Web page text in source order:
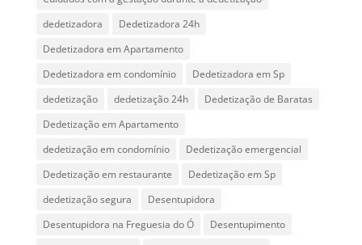
dedetizadora
Dedetizadora 24h
Dedetizadora em Apartamento
Dedetizadora em condomínio
Dedetizadora em Sp
dedetização
dedetização 24h
Dedetização de Baratas
Dedetização em Apartamento
dedetização em condomínio
Dedetização emergencial
Dedetização em restaurante
Dedetização em Sp
dedetização segura
Desentupidora
Desentupidora na Freguesia do Ó
Desentupimento